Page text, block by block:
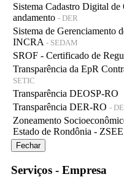
Sistema Cadastro Digital
andamento - DER
Sistema de Gerenciamento
INCRA - SEDAM
SROF - Certificado de
Transparência da EpR
SETIC
Transparência DEOSP-RO
Transparência DER-RO -
Zoneamento
Estado de Rondônia - ZSEE
Fechar
Serviços - Empresa